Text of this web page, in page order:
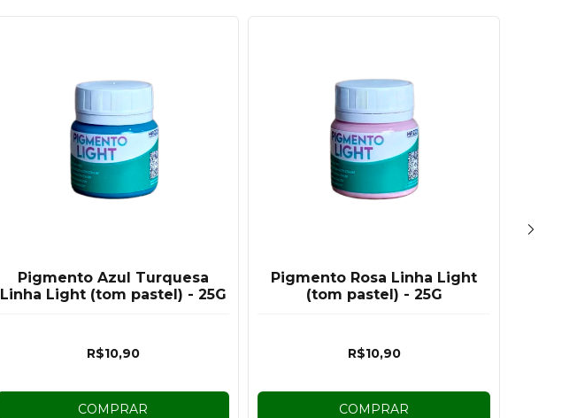
Pigmento Azul Turquesa
Linha Light (tom pastel) - 25G
R$10,90
COMPRAR
Pigmento Rosa Linha Light
(tom pastel) - 25G
R$10,90
COMPRAR